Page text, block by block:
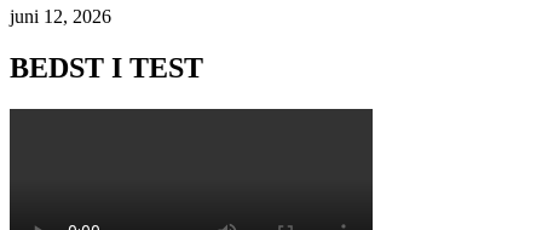
juni 12, 2026
BEDST I TEST